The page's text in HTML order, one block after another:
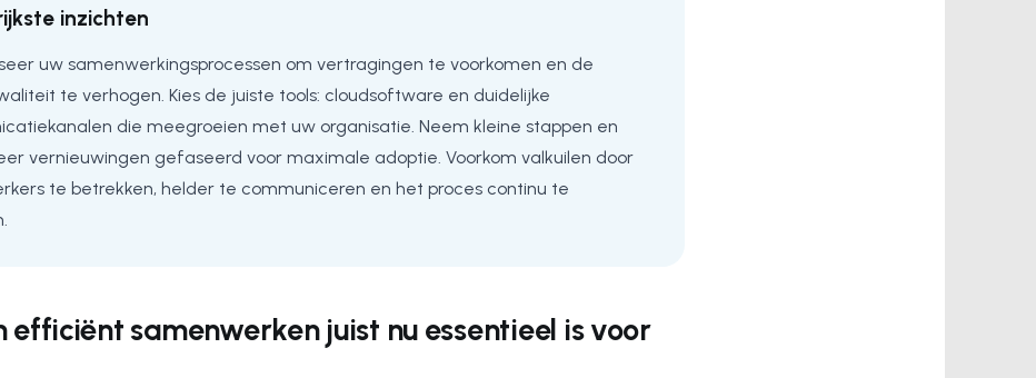
inzichten
uw samenwerkingsprocessen om vertragingen te voorkomen en de
te verhogen. Kies de juiste tools: cloudsoftware en duidelijke
die meegroeien met uw organisatie. Neem kleine stappen en
vernieuwingen gefaseerd voor maximale adoptie. Voorkom valkuilen door
te betrekken, helder te communiceren en het proces continu te
efficiënt samenwerken juist nu essentieel is voor